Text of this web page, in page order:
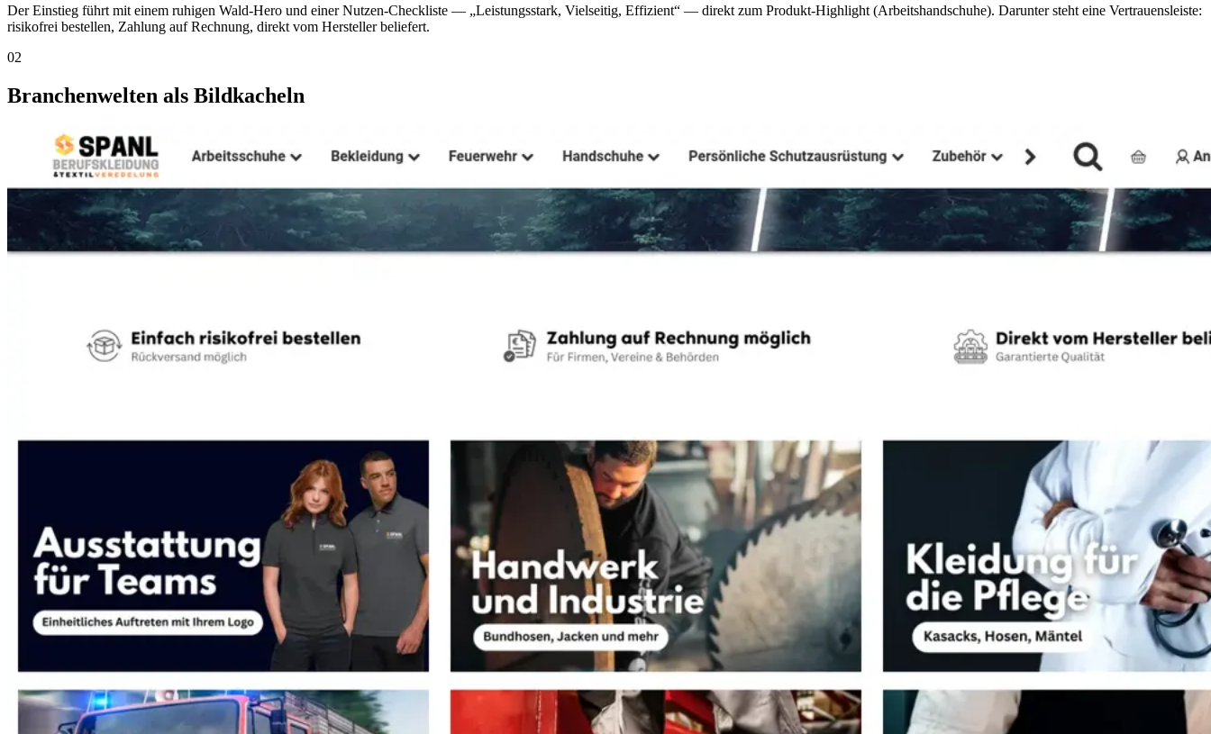
Der Einstieg führt mit einem ruhigen Wald-Hero und einer Nutzen-Checkliste — „Leistungsstark, Vielseitig, Effizient“ — direkt zum Produkt-Highlight (Arbeitshandschuhe). Darunter steht eine Vertrauensleiste:
risikofrei bestellen, Zahlung auf Rechnung, direkt vom Hersteller beliefert.
02
Branchenwelten als Bildkacheln